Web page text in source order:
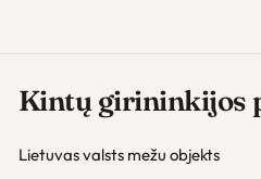
Kintų girininkijos
Lietuvas valsts mežu objekts